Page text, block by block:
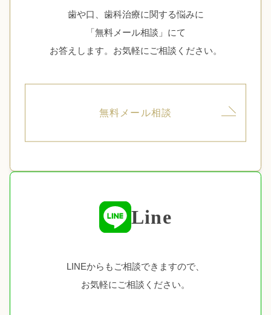
歯や口、歯科治療に関する悩みに
「無料メール相談」にて
お答えします。お気軽にご相談ください。
無料メール相談
Line
LINEからもご相談できますので、
お気軽にご相談ください。